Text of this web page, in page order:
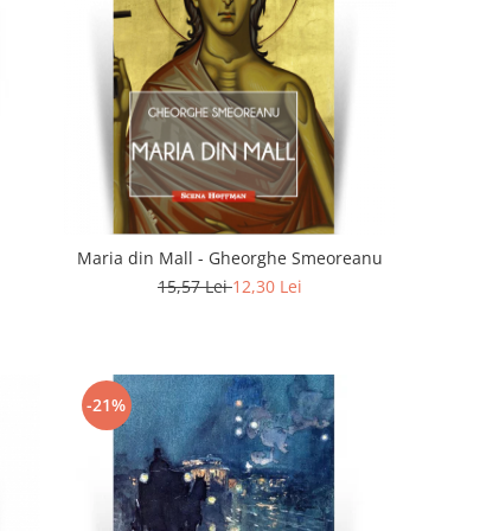
Maria din Mall - Gheorghe Smeoreanu
15,57 Lei12,30 Lei
-21%